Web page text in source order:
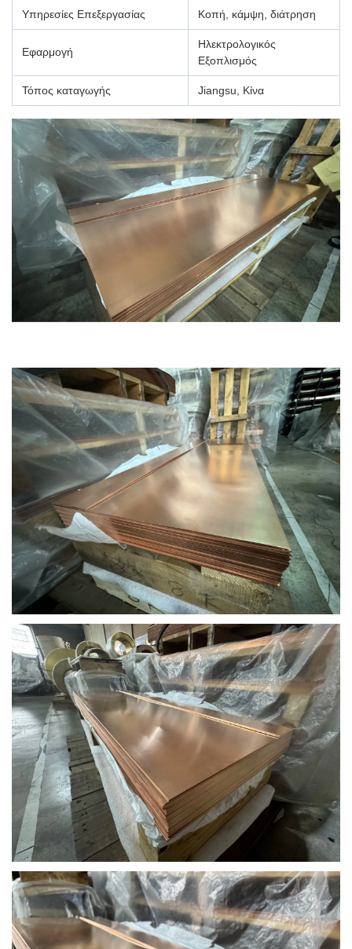
Υπηρεσίες Επεξεργασίας Κοπή, κάμψη, διάτρηση
Εφαρμογή
Ηλεκτρολογικός
Εξοπλισμός
Τόπος καταγωγής Jiangsu, Κίνα